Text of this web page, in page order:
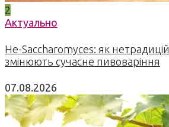
2
Актуально
Не-Saccharomyces: як
змінюють сучасне пивоваріння
07.08.2026